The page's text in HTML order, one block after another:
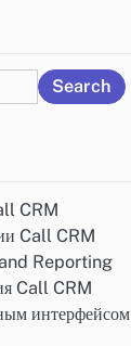
CRM
Call CRM
Reporting
Call CRM
интерфейсом